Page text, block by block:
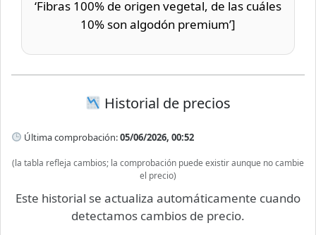
‘Fibras 100% de origen vegetal, de las cuáles
10% son algodón premium’]
Historial de precios
Última comprobación:05/06/2026, 00:52
(la tabla refleja cambios; la comprobación puede existir aunque no cambie
el precio)
Este historial se actualiza automáticamente cuando
detectamos cambios de precio.